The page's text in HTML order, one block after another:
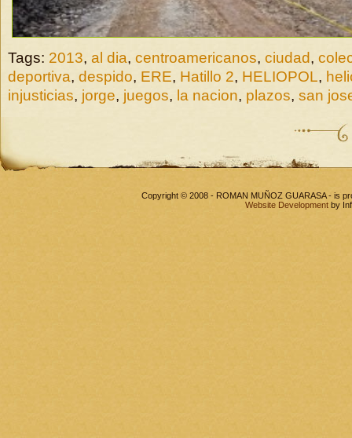
Tags: 2013, al dia, centroamericanos, ciudad,
deportiva, despido, ERE, Hatillo 2, HELIOPOL,
injusticias, jorge, juegos, la nacion, plazos, san
Copyright © 2008 - ROMAN MUÑOZ GUARASA - is
Website Development by